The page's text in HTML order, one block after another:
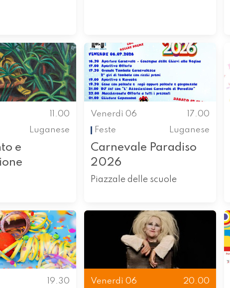
11.00
Luganese
e
Venerdì 06
17.00
Feste
Luganese
Carnevale Paradiso
2026
Piazzale delle scuole
19.30
Venerdì 06
20.00